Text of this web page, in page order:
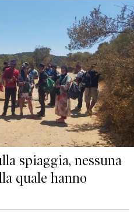
spiaggia, nessuna
quale hanno